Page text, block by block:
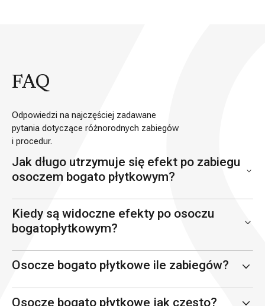
FAQ
Odpowiedzi na najczęściej zadawane
pytania dotyczące różnorodnych zabiegów
i procedur.
Jak długo utrzymuje się efekt po zabiegu
osoczem bogato płytkowym?
Kiedy są widoczne efekty po osoczu
bogatopłytkowym?
Osocze bogato płytkowe ile zabiegów?
Osocze bogato płytkowe jak często?